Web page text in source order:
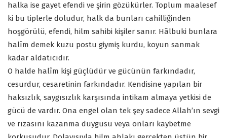
halka ise gayet efendi ve şirin gözükürler. Toplum maalesef
ki bu tiplerle doludur, halk da bunları cahilliğinden
hoşgörülü, efendi, hilm sahibi kişiler sanır. Hâlbuki bunlara
halîm demek kuzu postu giymiş kurdu, koyun sanmak
kadar aldatıcıdır.
O halde halîm kişi güçlüdür ve gücünün farkındadır,
cesurdur, cesaretinin farkındadır. Kendisine yapılan bir
haksızlık, saygısızlık karşısında intikam almaya yetkisi de
gücü de vardır. Ona engel olan tek şey sadece Allah’ın sevgi
ve rızasını kazanma duygusu veya onları kaybetme